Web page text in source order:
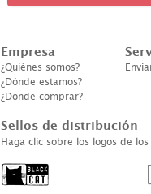
Empresa
¿Quiénes somos?
¿Dónde estamos?
¿Dónde comprar?
Sellos de distribución
Haga clic sobre los logos de